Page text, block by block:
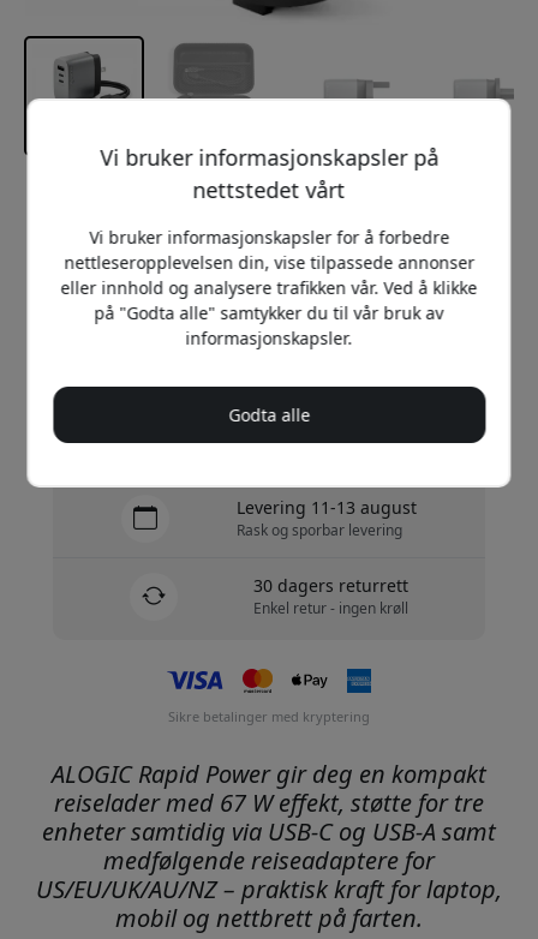
Anbefalt pris
999 NOK
Kjøp nå
Frakt 99 NOK i Norge
Levering 11-13 august
Rask og sporbar levering
30 dagers returrett
Enkel retur - ingen krøll
Sikre betalinger med kryptering
ALOGIC Rapid Power gir deg en kompakt
reiselader med 67 W effekt, støtte for tre
enheter samtidig via USB-C og USB-A samt
medfølgende reiseadaptere for
US/EU/UK/AU/NZ – praktisk kraft for laptop,
mobil og nettbrett på farten.
Vi bruker informasjonskapsler på
nettstedet vårt
Vi bruker informasjonskapsler for å forbedre
nettleseropplevelsen din, vise tilpassede annonser
eller innhold og analysere trafikken vår. Ved å klikke
på "Godta alle" samtykker du til vår bruk av
informasjonskapsler.
Godta alle